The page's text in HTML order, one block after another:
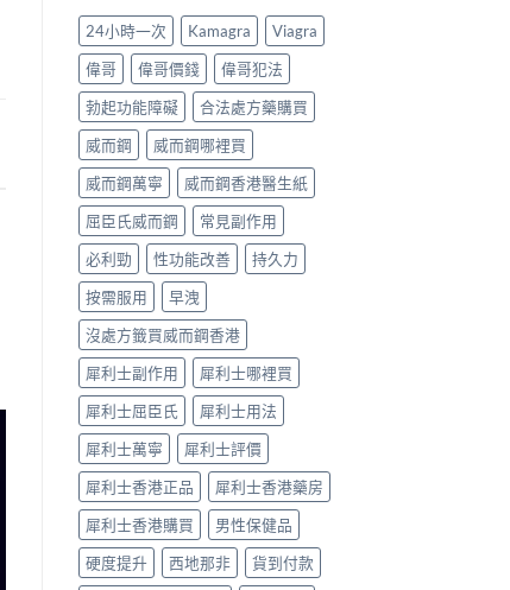
數
食
法
唔
對，
作
用
要
識
分
重〉
中
法、
續
時
間、
副
用
一
次
對
清〉
第
嘅
「隱
形
壓
力」：
點
解
愈
嚟
愈
人
選
擇
用
藥
幫
自
己
重
回
軌
道？〉
中
24小時一次 Kamagra
Viagra
偉哥
偉哥價錢
偉哥犯法
勃起功能障礙
合法處方藥購買
威而鋼
威而鋼哪裡買
威而鋼萬寧
威而鋼香港醫生紙
屈臣氏威而鋼
常見副作用
必利勁
性功能改善
持久力
按需服用
早洩
沒處方籤買威而鋼香港
犀利士副作用
犀利士哪裡買
犀利士屈臣氏
犀利士用法
犀利士萬寧
犀利士評價
犀利士香港正品
犀利士香港藥房
犀利士香港購買
男性保健品
硬度提升
西地那非
貨到付款